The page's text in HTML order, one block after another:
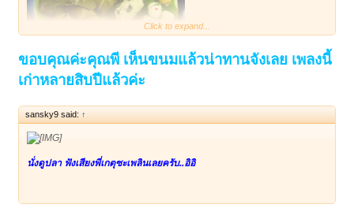
Click to expand...
ขอบคุณค่ะคุณพี เห็นขนมแล้วน่าทานจังเลย เพลงนี้
เก่าหลายสิบปีแล้วค่ะ
sansky9 said: ↑
นั่งดูปลา ฟังเสียงพี่เกตุซะเพลินเลยครับ..อิอิ